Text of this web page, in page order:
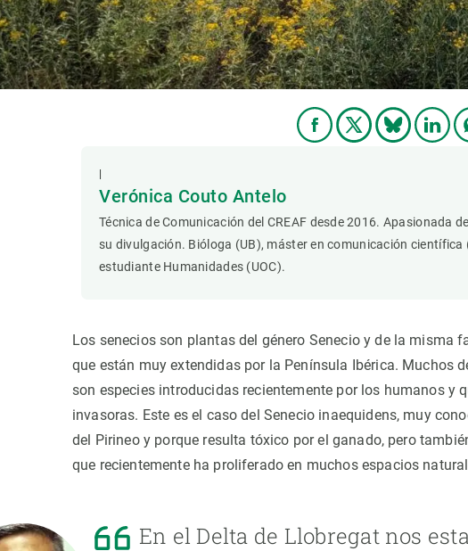
Verónica Couto Antelo
Técnica de Comunicación del CREAF desde 2016. Apasionada
su divulgación. Bióloga (UB), máster en comunicación científica
estudiante Humanidades (UOC).
Los senecios son plantas del género Senecio y de la misma
que están muy extendidas por la Península Ibérica. Muchos
son especies introducidas recientemente por los humanos y
invasoras. Este es el caso del Senecio inaequidens, muy
del Pirineo y porque resulta tóxico por el ganado, pero
que recientemente ha proliferado en muchos espacios
En el Delta de Llobregat nos